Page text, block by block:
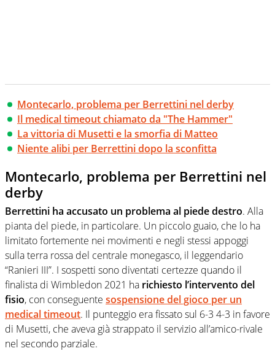
Montecarlo, problema per Berrettini nel derby
Il medical timeout chiamato da "The Hammer"
La vittoria di Musetti e la smorfia di Matteo
Niente alibi per Berrettini dopo la sconfitta
Montecarlo, problema per Berrettini nel
derby
Berrettini ha accusato un problema al piede destro. Alla
pianta del piede, in particolare. Un piccolo guaio, che lo ha
limitato fortemente nei movimenti e negli stessi appoggi
sulla terra rossa del centrale monegasco, il leggendario
“Ranieri III”. I sospetti sono diventati certezze quando il
finalista di Wimbledon 2021 ha richiesto l’intervento del
fisio, con conseguente sospensione del gioco per un
medical timeout. Il punteggio era fissato sul 6-3 4-3 in favore
di Musetti, che aveva già strappato il servizio all’amico-rivale
nel secondo parziale.